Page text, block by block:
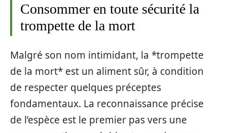
Consommer en toute sécurité la
trompette de la mort
Malgré son nom intimidant, la *trompette
de la mort* est un aliment sûr, à condition
de respecter quelques préceptes
fondamentaux. La reconnaissance précise
de l’espèce est le premier pas vers une